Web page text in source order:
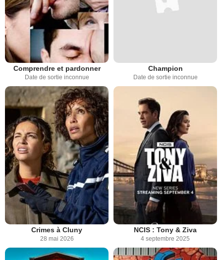
Comprendre et pardonner
Date de sortie inconnue
Champion
Date de sortie inconnue
Crimes à Cluny
28 mai 2026
NCIS : Tony & Ziva
4 septembre 2025